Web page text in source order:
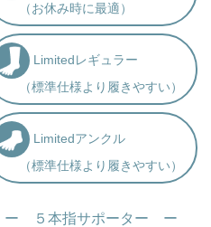
（お休み時に最適）
Limitedレギュラー
（標準仕様より履きやすい）
Limitedアンクル
（標準仕様より履きやすい）
ー ５本指サポーター ー